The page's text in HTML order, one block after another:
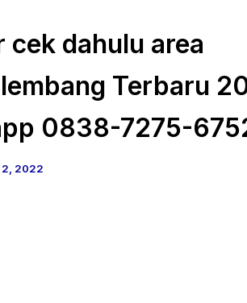
dahulu area
Terbaru
0838-7275-
2, 2022